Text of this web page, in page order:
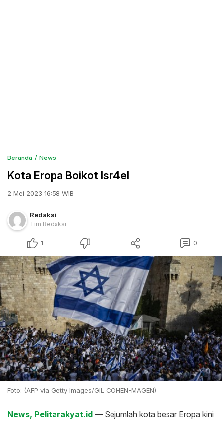
Beranda News
Kota Eropa Boikot Isr4el
2 Mei 2023 16:58 WIB
Redaksi
Tim Redaksi
1 0
Foto: (AFP via Getty Images/GIL COHEN-MAGEN)
News, Pelitarakyat.id — Sejumlah kota besar Eropa kini